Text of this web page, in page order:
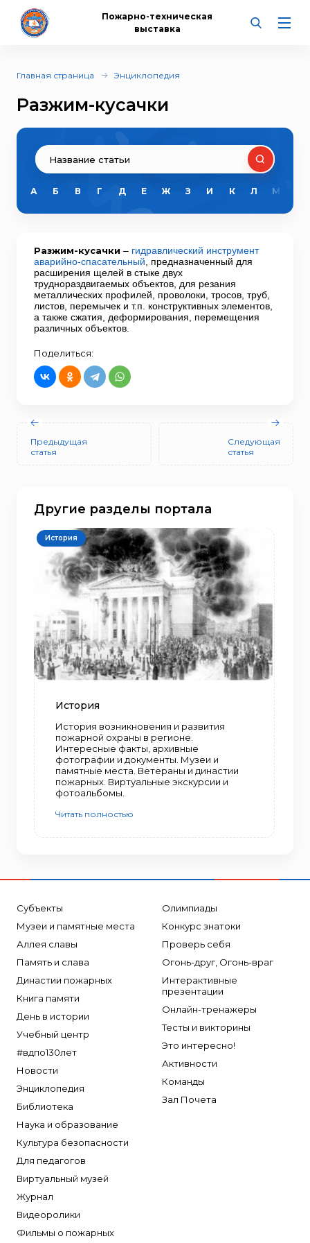
Пожарно-техническая
выставка
Главная страница Энциклопедия
Разжим-кусачки
А Б В Г Д Е Ж З И К Л М
Разжим-кусачки – гидравлический инструмент
аварийно-спасательный , предназначенный для
расширения щелей в стыке двух
труднораздвигаемых объектов, для резания
металлических профилей, проволоки, тросов, труб,
листов, перемычек и т.п. конструктивных элементов,
а также сжатия, деформирования, перемещения
различных объектов.
Поделиться:
Предыдущая
статья
Следующая
статья
Другие разделы портала
История
История
История возникновения и развития
пожарной охраны в регионе.
Интересные факты, архивные
фотографии и документы. Музеи и
памятные места. Ветераны и династии
пожарных. Виртуальные экскурсии и
фотоальбомы.
Читать полностью
Субъекты
Музеи и памятные места
Аллея славы
Память и слава
Династии пожарных
Книга памяти
День в истории
Учебный центр
#вдпо130лет
Новости
Энциклопедия
Библиотека
Наука и образование
Культура безопасности
Для педагогов
Виртуальный музей
Журнал
Видеоролики
Фильмы о пожарных
Олимпиады
Конкурс знатоки
Проверь себя
Огонь-друг, Огонь-враг
Интерактивные
презентации
Онлайн-тренажеры
Тесты и викторины
Это интересно!
Активности
Команды
Зал Почета